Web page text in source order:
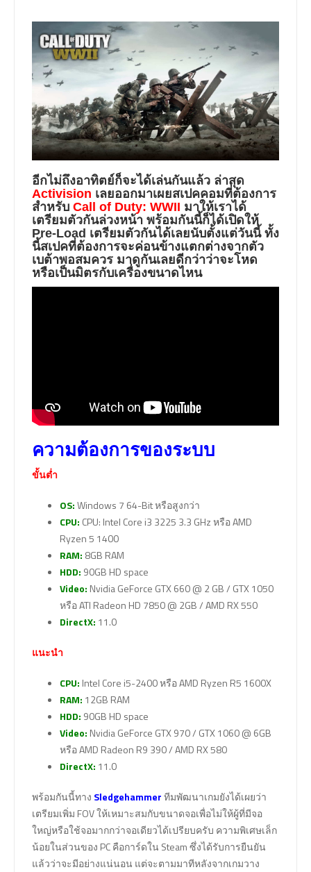
อีกไม่ถึงอาทิตย์ก็จะได้เล่นกันแล้ว ล่าสุด
Activision เลยออกมาเผยสเปคคอมที่ต้องการ
สำหรับ Call of Duty: WWII มาให้เราได้
เตรียมตัวกันล่วงหน้า พร้อมกันนี้ก็ได้เปิดให้
Pre-Load เตรียมตัวกันได้เลยนับตั้งแต่วันนี้ ทั้ง
นี้สเปคที่ต้องการจะค่อนข้างแตกต่างจากตัว
เบต้าพอสมควร มาดูกันเลยดีกว่าว่าจะโหด
หรือเป็นมิตรกับเครื่องขนาดไหน
ความต้องการของระบบ
ขั้นต่ำ
OS:Windows 7 64-Bit หรือสูงกว่า
CPU: CPU: Intel Core i3 3225 3.3 GHz หรือ AMD
Ryzen 5 1400
RAM: 8GB RAM
HDD: 90GB HD space
Video: Nvidia GeForce GTX 660 @ 2 GB / GTX 1050
หรือ ATI Radeon HD 7850 @ 2GB / AMD RX 550
DirectX: 11.0
แนะนำ
CPU: Intel Core i5-2400 หรือ AMD Ryzen R5 1600X
RAM: 12GB RAM
HDD: 90GB HD space
Video: Nvidia GeForce GTX 970 / GTX 1060 @ 6GB
หรือ AMD Radeon R9 390 / AMD RX 580
DirectX: 11.0
พร้อมกันนี้ทาง Sledgehammerทีมพัฒนาเกมยังได้เผยว่า
เตรียมเพิ่ม FOV ให้เหมาะสมกับขนาดจอเพื่อไม่ให้ผู้ที่มีจอ
ใหญ่หรือใช้จอมากกว่าจอเดียวได้เปรียบครับ ความพิเศษเล็ก
น้อยในส่วนของ PC คือการ์ดใน Steam ซึ่งได้รับการยืนยัน
แล้วว่าจะมีอย่างแน่นอน แต่จะตามมาทีหลังจากเกมวาง